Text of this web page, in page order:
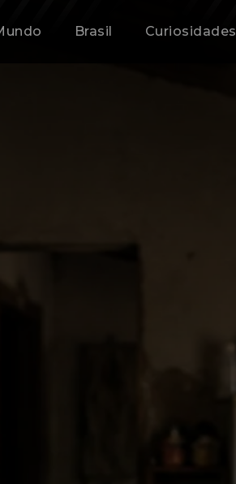
Brasil Curiosidades